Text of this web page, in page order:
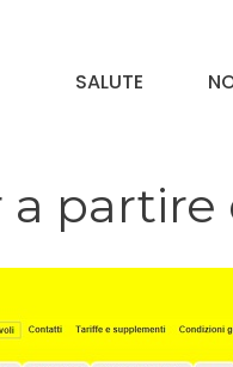
SALUTE
partire